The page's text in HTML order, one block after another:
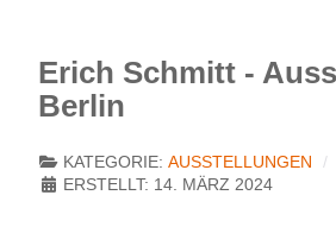
Erich Schmitt -
Berlin
KATEGORIE: AUSSTELLUNGEN
ERSTELLT: 14. MÄRZ 2024